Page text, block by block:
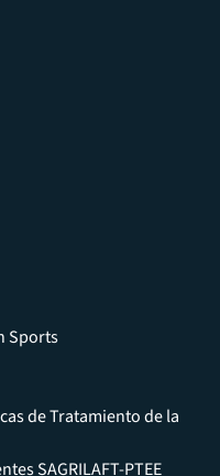
Sports
de Tratamiento de la
SAGRILAFT-PTEE